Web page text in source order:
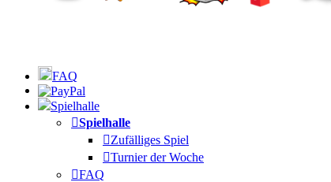
FAQ
Spielhalle
Spielhalle
Zufälliges Spiel
Turnier der Woche
FAQ